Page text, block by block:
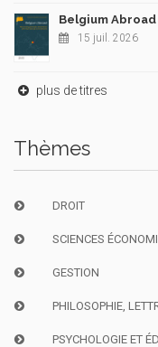
Belgium Abroad
15 juil. 2026
plus de titres
Thèmes
DROIT
SCIENCES
GESTION
PHILOSOPHIE,
PSYCHOLOGIE ET